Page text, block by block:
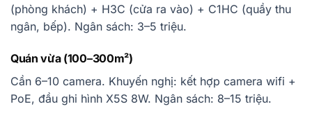
(phòng khách) + H3C (cửa ra vào) + C1HC (quầy thu
ngân, bếp). Ngân sách: 3–5 triệu.
Quán vừa (100–300m²)
Cần 6–10 camera. Khuyến nghị: kết hợp camera wifi +
PoE, đầu ghi hình X5S 8W. Ngân sách: 8–15 triệu.